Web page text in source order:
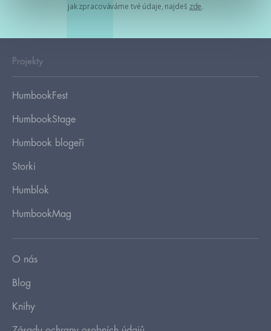
jak zpracováváme tvé údaje, najdeš zde.
Projekty
HumbookFest
HumbookStage
Humbook blogeři
Storki
Humblok
HumbookMag
O nás
Blog
Knihy